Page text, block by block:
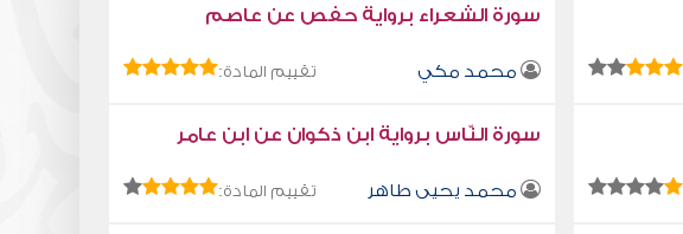
سورة الشعراء برواية حفص عن عاصم
محمد مكي تقييم المادة:
سورة النّاس برواية ابن ذكوان عن ابن عامر
محمد يحيى طاهر تقييم المادة: